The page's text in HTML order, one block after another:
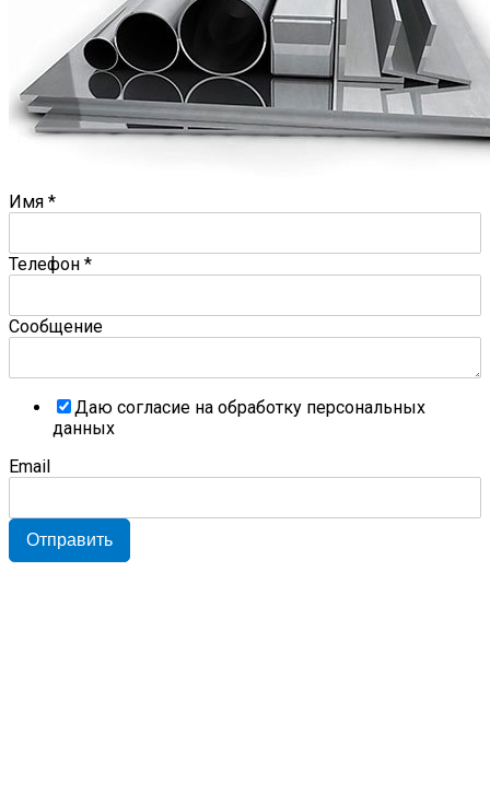
Имя *
Телефон *
Сообщение
Даю согласие на обработку персональных
данных
Email
Отправить